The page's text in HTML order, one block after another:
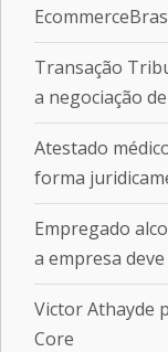
Transação
a negociação
Atestado
forma
Empregado
a empresa
Victor Athayde
Core